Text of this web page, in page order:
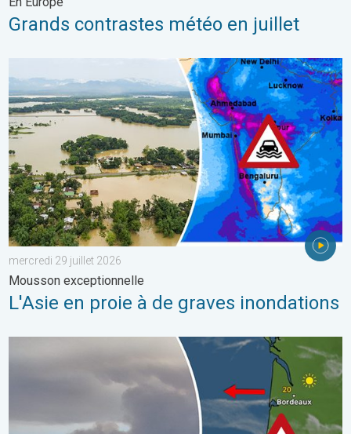
Grands contrastes météo en juillet
L'Asie en proie à de graves inondations. Mousson
mercredi 29 juillet 2026
Mousson exceptionnelle
L'Asie en proie à de graves inondations
Les feux de forêt sont incontrôlables. L'Espagne et la France.